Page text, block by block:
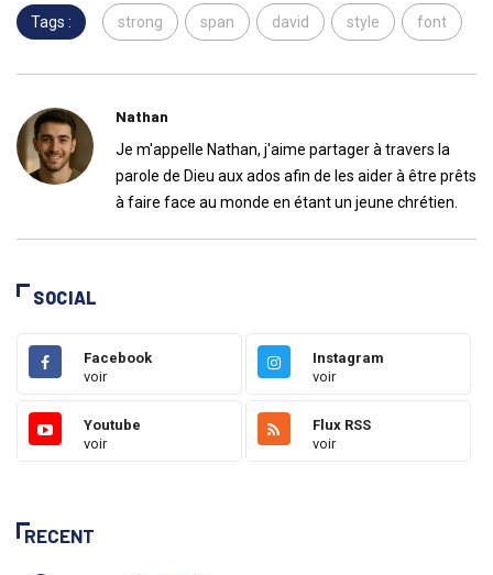
Tags : strong span david style font
Nathan
Je m'appelle Nathan, j'aime partager à travers la
parole de Dieu aux ados afin de les aider à être prêts
à faire face au monde en étant un jeune chrétien.
SOCIAL
Facebook
voir
Instagram
voir
Youtube
voir
Flux RSS
voir
RECENT